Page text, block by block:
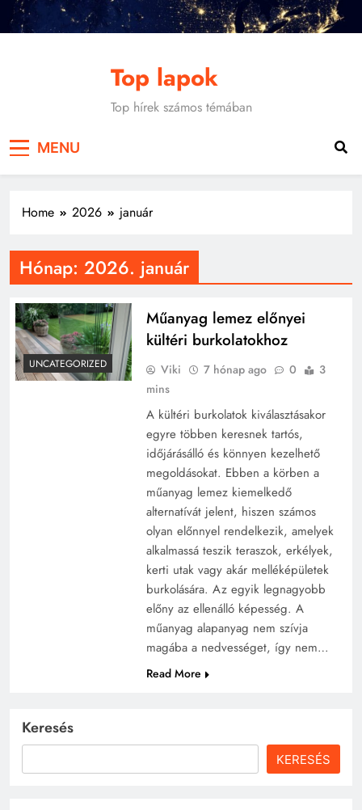
Skip
Top lapok
Top hírek számos témában
MENU
Home 2026 január
Hónap: 2026. január
UNCATEGORIZED
Műanyag lemez előnyei
kültéri burkolatokhoz
Viki 7 hónap ago 0
3
mins
A kültéri burkolatok kiválasztásakor
egyre többen keresnek tartós,
időjárásálló és könnyen kezelhető
megoldásokat. Ebben a körben a
műanyag lemez kiemelkedő
alternatívát jelent, hiszen számos
olyan előnnyel rendelkezik, amelyek
alkalmassá teszik teraszok, erkélyek,
kerti utak vagy akár melléképületek
burkolására. Az egyik legnagyobb
előny az ellenálló képesség. A
műanyag alapanyag nem szívja
magába a nedvességet, így nem…
Read More
Keresés
KERESÉS